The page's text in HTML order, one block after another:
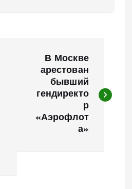
В Москве
арестован
бывший
гендиректо
р
«Аэрофлот
а»